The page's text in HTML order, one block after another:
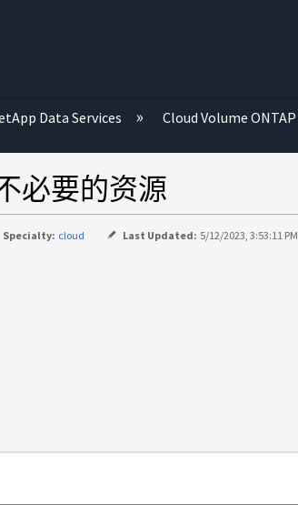
Data Services Cloud Volume ONTAP
必要的资源
Specialty: cloud Last Updated: 5/12/2023, 3:53:11 PM